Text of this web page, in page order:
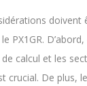
doivent
PX1GR.
calcul et les
crucial. De plus,